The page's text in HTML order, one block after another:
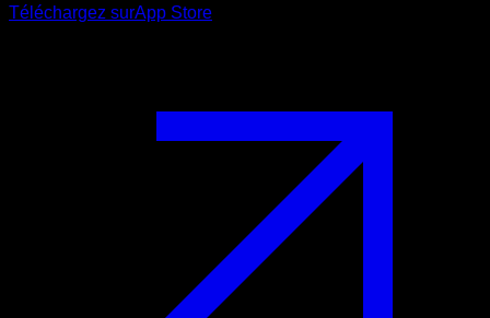
Téléchargez surApp Store